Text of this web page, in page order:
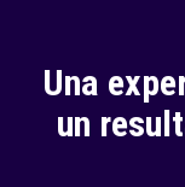
Una
un